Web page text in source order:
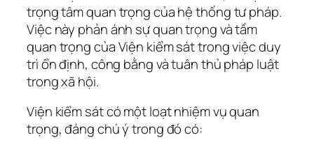
trọng tâm quan trọng của hệ thống tư pháp.
Việc này phản ánh sự quan trọng và tầm
quan trọng của Viện kiểm sát trong việc duy
trì ổn định, công bằng và tuân thủ pháp luật
trong xã hội.
Viện kiểm sát có một loạt nhiệm vụ quan
trọng, đáng chú ý trong đó có: